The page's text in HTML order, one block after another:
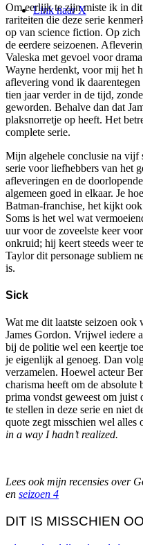
Link naar X
Om eerlijk te zijn miste ik in dit
rariteiten die deze serie
op van science fiction. Op
de eerdere seizoenen.
Valeska met gevoel voor
Wayne herdenkt, voor mij het
aflevering vond ik
tien jaar verder in de tijd,
geworden. Behalve dan dat
plaksnorretje op heeft. Het
complete serie.
Mijn algehele conclusie na vijf
serie voor liefhebbers van het
afleveringen en de
algemeen goed in elkaar. Je
Batman-franchise, het kijkt
Soms is het wel wat
uur voor de zoveelste keer
onkruid; hij keert steeds weer
Taylor dit personage subliem
is.
Sick
Wat me dit laatste seizoen ook
James Gordon. Vrijwel iedere
bij de politie wel een keertje
je eigenlijk al genoeg. Dan
verzamelen. Hoewel acteur
charisma heeft om de
prima vondst geweest om juist
te stellen in deze serie en niet
quote zegt misschien wel alles
in a way I hadn’t realized.
Lees ook mijn recensies over
en seizoen 4
DIT IS MISSCHIEN